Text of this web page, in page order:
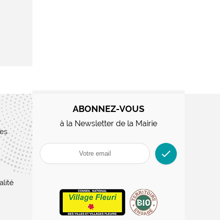
ABONNEZ-VOUS
à la Newsletter de la Mairie
check